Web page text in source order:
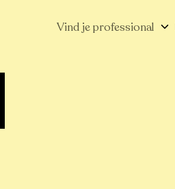
Vind je professional